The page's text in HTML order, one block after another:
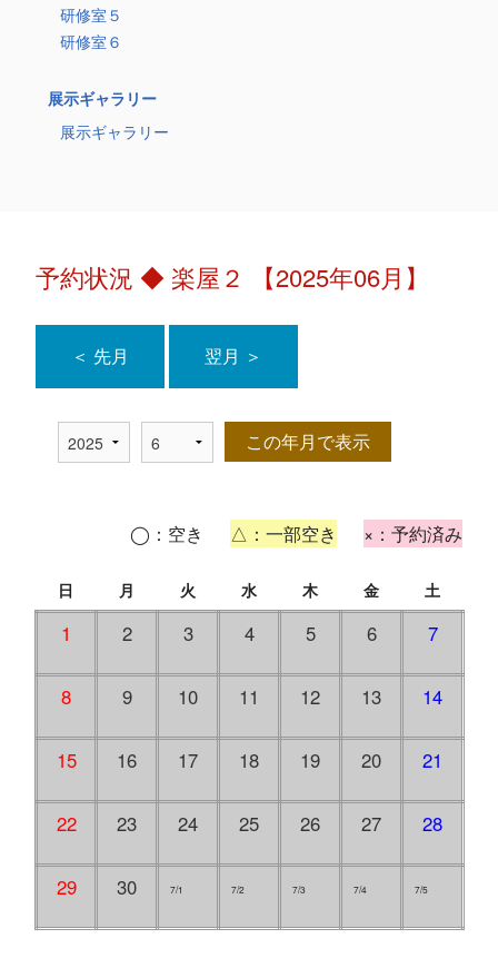
研修室５
研修室６
展示ギャラリー
展示ギャラリー
予約状況 ◆ 楽屋２ 【2025年06月】
＜ 先月 翌月 ＞
この年月で表示
◯：空き △：一部空き ×：予約済み
日 月 火 水 木 金 土
1 2 3 4 5 6 7
8 9 10 11 12 13 14
15 16 17 18 19 20 21
22 23 24 25 26 27 28
29 30 7/1 7/2 7/3 7/4 7/5